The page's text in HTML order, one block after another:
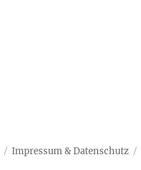
Impressum & Datenschutz